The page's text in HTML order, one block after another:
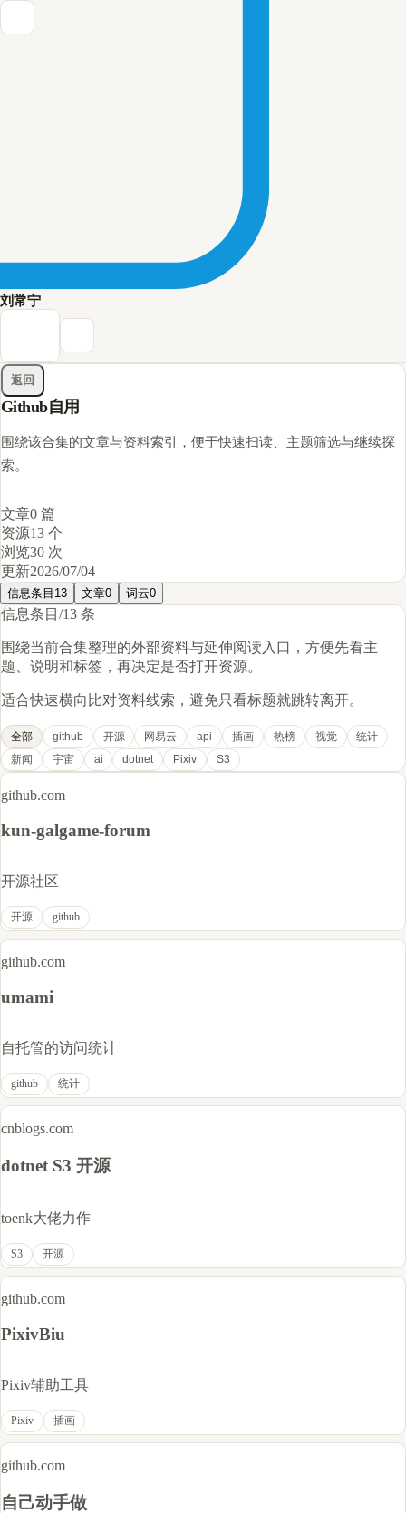
刘常宁
返回
Github自用
围绕该合集的文章与资料索引，便于快速扫读、主题筛选与继续探
索。
文章0 篇
资源13 个
浏览30 次
更新2026/07/04
信息条目 13 文章0 词云0
信息条目 /13 条
围绕当前合集整理的外部资料与延伸阅读入口，方便先看主
题、说明和标签，再决定是否打开资源。
适合快速横向比对资料线索，避免只看标题就跳转离开。
全部 github 开源 网易云 api 插画 热榜 视觉
统计
新闻
宇宙 ai dotnet Pixiv S3
github.com
kun-galgame-forum
开源社区
开源 github
github.com
umami
自托管的访问统计
github 统计
cnblogs.com
dotnet S3 开源
toenk大佬力作
S3 开源
github.com
PixivBiu
Pixiv辅助工具
Pixiv 插画
github.com
自己动手做